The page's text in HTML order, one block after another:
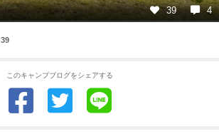
39 4
39
このキャンプブログをシェアする